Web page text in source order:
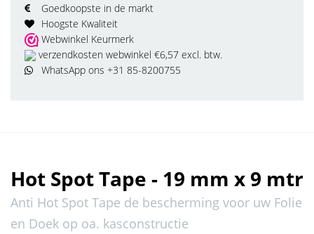
Goedkoopste in de markt
Hoogste Kwaliteit
Webwinkel Keurmerk
verzendkosten webwinkel €6,57 excl. btw.
WhatsApp ons +31 85-8200755
Hot Spot Tape - 19 mm x 9 mtr
Anti Hot Spot Tape de bescherming voor uw Folie
en Doek op oa. kasconstructie